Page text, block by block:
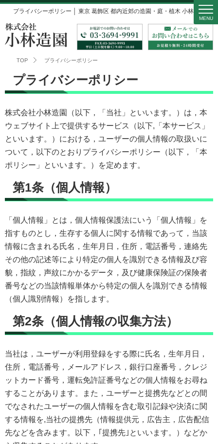
プライバシーポリシー │ 東京 葛飾区 都内近郊の造園・庭・植木 小林造園
MENU
TOP プライバシーポリシー
プライバシーポリシー
株式会社小林造園（以下，「当社」といいます。）は，本
ウェブサイト上で提供するサービス（以下,「本サービス」
といいます。）における，ユーザーの個人情報の取扱いに
ついて，以下のとおりプライバシーポリシー（以下，「本
ポリシー」といいます。）を定めます。
第1条（個人情報）
「個人情報」とは，個人情報保護法にいう「個人情報」を
指すものとし，生存する個人に関する情報であって，当該
情報に含まれる氏名，生年月日，住所，電話番号，連絡先
その他の記述等により特定の個人を識別できる情報及び容
貌，指紋，声紋にかかるデータ，及び健康保険証の保険者
番号などの当該情報単体から特定の個人を識別できる情報
（個人識別情報）を指します。
第2条（個人情報の収集方法）
当社は，ユーザーが利用登録をする際に氏名，生年月日，
住所，電話番号，メールアドレス，銀行口座番号，クレジ
ットカード番号，運転免許証番号などの個人情報をお尋ね
することがあります。また，ユーザーと提携先などとの間
でなされたユーザーの個人情報を含む取引記録や決済に関
する情報を,当社の提携先（情報提供元，広告主，広告配信
先などを含みます。以下，｢提携先｣といいます。）などか